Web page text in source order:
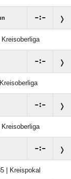
:
:
:
:
| Kreispokal